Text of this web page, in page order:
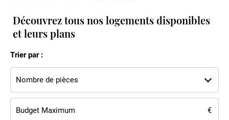
Découvrez tous nos logements disponibles
et leurs plans
Trier par :
Nombre de pièces